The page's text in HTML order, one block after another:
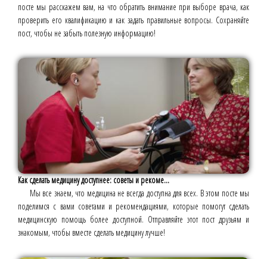
посте мы расскажем вам, на что обратить внимание при выборе врача, как
проверить его квалификацию и как задать правильные вопросы. Сохраняйте
пост, чтобы не забыть полезную информацию!
Как сделать медицину доступнее: советы и рекоме...
Мы все знаем, что медицина не всегда доступна для всех. В этом посте мы
поделимся с вами советами и рекомендациями, которые помогут сделать
медицинскую помощь более доступной. Отправляйте этот пост друзьям и
знакомым, чтобы вместе сделать медицину лучше!